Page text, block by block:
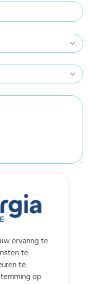
en het
ervaring te
te
te
op